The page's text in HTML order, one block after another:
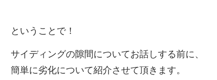
ということで！
サイディングの隙間についてお話しする前に、
簡単に劣化について紹介させて頂きます。